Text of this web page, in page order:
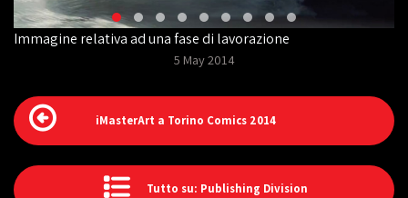
Immagine relativa ad una fase di lavorazione
5 May 2014
iMasterArt a Torino Comics 2014
Tutto su: Publishing Division